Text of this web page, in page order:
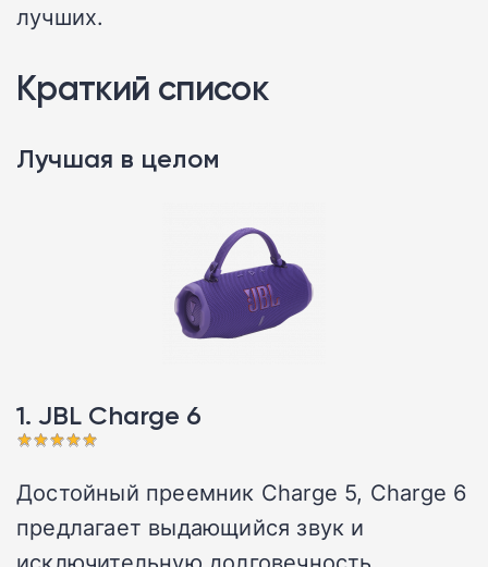
лучших.
Краткий список
Лучшая в целом
1. JBL Charge 6
Достойный преемник Charge 5, Charge 6
предлагает выдающийся звук и